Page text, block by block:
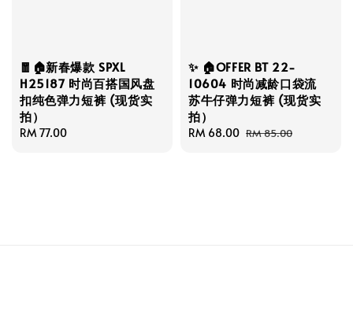
🧧🏠新春爆款 SPXL
H25187 时尚百搭国风盘
扣纯色弹力短裤 (现货实
拍）
Regular
RM 77.00
✨ 🏠OFFER BT 22-
10604 时尚减龄口袋流
苏牛仔弹力短裤 (现货实
拍）
Sale
RM 68.00 Regular
RM 85.00